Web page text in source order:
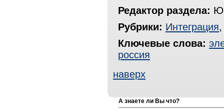
Редактор раздела:
Рубрики: Интеграция
Ключевые слова:
россия
наверх
А знаете ли Вы что?